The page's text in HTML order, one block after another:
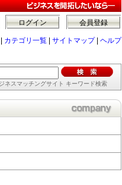
会員登録
ログイン
カテゴリ一覧 サイトマップ| ヘルプ
ネスマッチングサイト キーワード検索